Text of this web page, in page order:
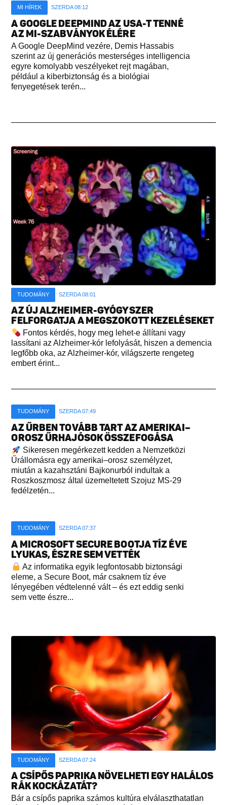
MI HÍREK SZERDA 08:12
A GOOGLE DEEPMIND AZ USA-T TENNÉ
AZ MI-SZABVÁNYOK ÉLÉRE
A Google DeepMind vezére, Demis Hassabis
szerint az új generációs mesterséges intelligencia
egyre komolyabb veszélyeket rejt magában,
például a kiberbiztonság és a biológiai
fenyegetések terén...
TUDOMÁNY SZERDA 08:01
AZ ÚJ ALZHEIMER-GYÓGYSZER
FELFORGATJA A MEGSZOKOTT KEZELÉSEKET
Fontos kérdés, hogy meg lehet-e állítani vagy
lassítani az Alzheimer-kór lefolyását, hiszen a demencia
legfőbb oka, az Alzheimer-kór, világszerte rengeteg
embert érint...
TUDOMÁNY SZERDA 07:49
AZ ŰRBEN TOVÁBB TART AZ AMERIKAI–
OROSZ ŰRHAJÓSOK ÖSSZEFOGÁSA
Sikeresen megérkezett kedden a Nemzetközi
Űrállomásra egy amerikai–orosz személyzet,
miután a kazahsztáni Bajkonurból indultak a
Roszkoszmosz által üzemeltetett Szojuz MS-29
fedélzetén...
TUDOMÁNY SZERDA 07:37
A MICROSOFT SECURE BOOTJA TÍZ ÉVE
LYUKAS, ÉSZRE SEM VETTÉK
Az informatika egyik legfontosabb biztonsági
eleme, a Secure Boot, már csaknem tíz éve
lényegében védtelenné vált – és ezt eddig senki
sem vette észre...
TUDOMÁNY SZERDA 07:24
A CSÍPŐS PAPRIKA NÖVELHETI EGY HALÁLOS
RÁK KOCKÁZATÁT?
Bár a csípős paprika számos kultúra elválaszthatatlan